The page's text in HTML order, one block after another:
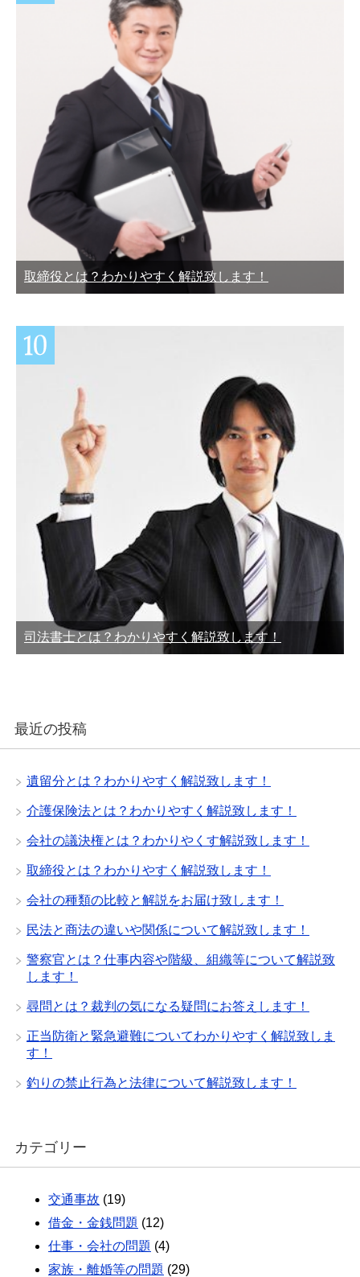
取締役とは？わかりやすく解説致します！
司法書士とは？わかりやすく解説致します！
最近の投稿
遺留分とは？わかりやすく解説致します！
介護保険法とは？わかりやすく解説致します！
会社の議決権とは？わかりやくす解説致します！
取締役とは？わかりやすく解説致します！
会社の種類の比較と解説をお届け致します！
民法と商法の違いや関係について解説致します！
警察官とは？仕事内容や階級、組織等について解説致
します！
尋問とは？裁判の気になる疑問にお答えします！
正当防衛と緊急避難についてわかりやすく解説致しま
す！
釣りの禁止行為と法律について解説致します！
カテゴリー
交通事故 (19)
借金・金銭問題 (12)
仕事・会社の問題 (4)
家族・離婚等の問題 (29)